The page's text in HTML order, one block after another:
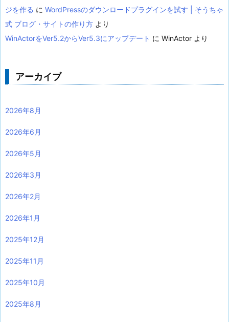
ジを作る に WordPressのダウンロードプラグインを試す | そうちゃ
式 ブログ・サイトの作り方 より
WinActorをVer5.2からVer5.3にアップデート に WinActor より
アーカイブ
2026年8月
2026年6月
2026年5月
2026年3月
2026年2月
2026年1月
2025年12月
2025年11月
2025年10月
2025年8月